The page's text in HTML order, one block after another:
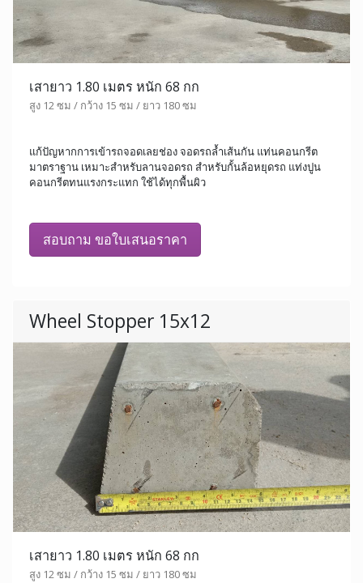
เสายาว 1.80 เมตร หนัก 68 กก
สูง 12 ซม / กว้าง 15 ซม / ยาว 180 ซม
แก้ปัญหากการเข้ารถจอดเลยช่อง จอดรถล้ำเส้นกัน แท่นคอนกรีต
มาตราฐาน เหมาะสำหรับลานจอดรถ สำหรับกั้นล้อหยุดรถ แท่งปูน
คอนกรีตทนแรงกระแทก ใช้ได้ทุกพื้นผิว
สอบถาม ขอใบเสนอราคา
Wheel Stopper 15x12
เสายาว 1.80 เมตร หนัก 68 กก
สูง 12 ซม / กว้าง 15 ซม / ยาว 180 ซม